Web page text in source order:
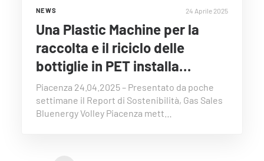
NEWS 24 Aprile 2025
Una Plastic Machine per la
raccolta e il riciclo delle
bottiglie in PET installa…
Piacenza 24.04.2025 – Presentato da poche
settimane il Report di Sostenibilità, Gas Sales
Bluenergy Volley Piacenza mett…